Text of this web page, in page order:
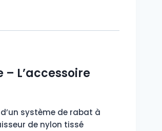
L’accessoire
système de rabat à
de nylon tissé